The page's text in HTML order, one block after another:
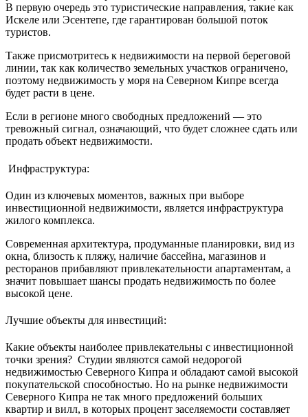
В первую очередь это туристические направления, такие как
Искеле или Эсентепе, где гарантирован большой поток
туристов.
Также присмотритесь к недвижимости на первой береговой
линии, так как количество земельных участков ограничено,
поэтому недвижимость у моря на Северном Кипре всегда
будет расти в цене.
Если в регионе много свободных предложений — это
тревожный сигнал, означающий, что будет сложнее сдать или
продать объект недвижимости.
Инфраструктура:
Один из ключевых моментов, важных при выборе
инвестиционной недвижимости, является инфраструктура
жилого комплекса.
Современная архитектура, продуманные планировки, вид из
окна, близость к пляжу, наличие бассейна, магазинов и
ресторанов прибавляют привлекательности апартаментам, а
значит повышает шансы продать недвижимость по более
высокой цене.
Лучшие объекты для инвестиций:
Какие объекты наиболее привлекательны с инвестиционной
точки зрения? Студии являются самой недорогой
недвижимостью Северного Кипра и обладают самой высокой
покупательской способностью. Но на рынке недвижимости
Северного Кипра не так много предложений больших
квартир и вилл, в которых процент заселяемости составляет